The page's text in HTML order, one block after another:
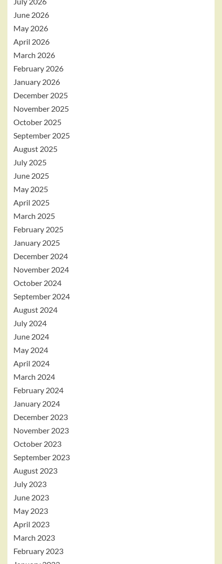
June 2026
May 2026
April 2026
March 2026
February 2026
January 2026
December 2025
November 2025
October 2025
September 2025
August 2025
July 2025
June 2025
May 2025
April 2025
March 2025
February 2025
January 2025
December 2024
November 2024
October 2024
September 2024
August 2024
July 2024
June 2024
May 2024
April 2024
March 2024
February 2024
January 2024
December 2023
November 2023
October 2023
September 2023
August 2023
July 2023
June 2023
May 2023
April 2023
March 2023
February 2023